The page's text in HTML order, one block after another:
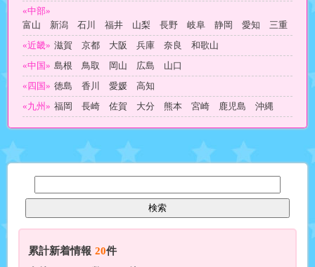
«中部»
富山 新潟 石川 福井 山梨 長野 岐阜 静岡 愛知 三重
«近畿» 滋賀 京都 大阪 兵庫 奈良 和歌山
«中国» 島根 鳥取 岡山 広島 山口
«四国» 徳島 香川 愛媛 高知
«九州» 福岡 長崎 佐賀 大分 熊本 宮崎 鹿児島 沖縄
累計新着情報 20件